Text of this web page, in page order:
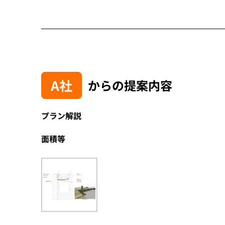
A社 からの提案内容
プラン解説
面積等